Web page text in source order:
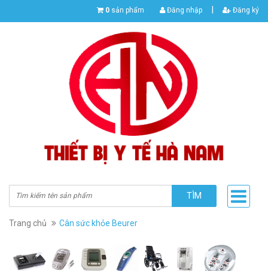
0 sản phẩm Đăng nhập | Đăng ký
TÌM
Trang chủ Cân sức khỏe Beurer